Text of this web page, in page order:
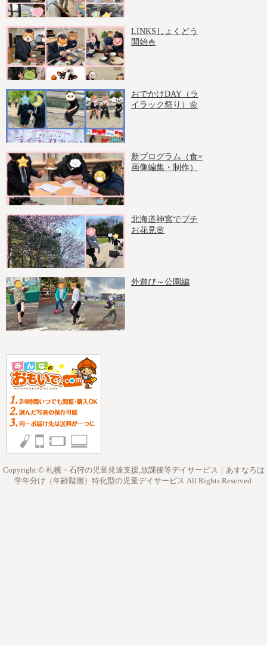
LINKSしょくどう
開始🍚
おでかけDAY（ラ
イラック祭り）🌼
新プログラム（食×
画像編集・制作）
北海道神宮でプチ
お花見🌸
外遊び～公園編
Copyright © 札幌・石狩の児童発達支援,放課後等デイサービス｜あすなろは
学年分け（年齢階層）特化型の児童デイサービス All Rights Reserved.